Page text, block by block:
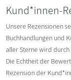
Kund*innen-
Unsere Rezensionen
Buchhandlungen und
aller Sterne wird durch
Die Echtheit der
Rezension der